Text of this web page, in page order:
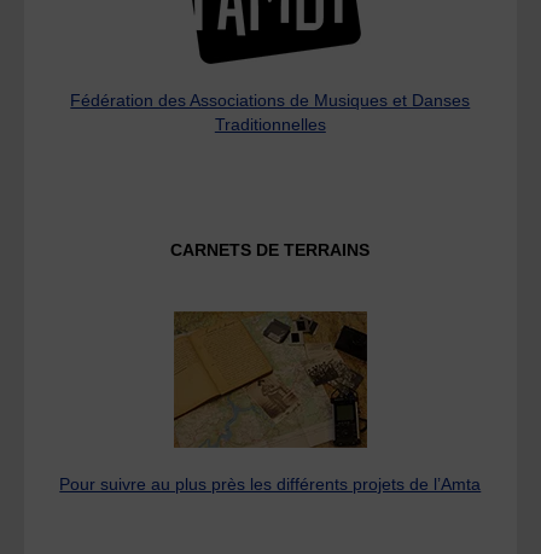
Fédération des Associations de Musiques et Danses
Traditionnelles
CARNETS DE TERRAINS
Pour suivre au plus près les différents projets de l’Amta